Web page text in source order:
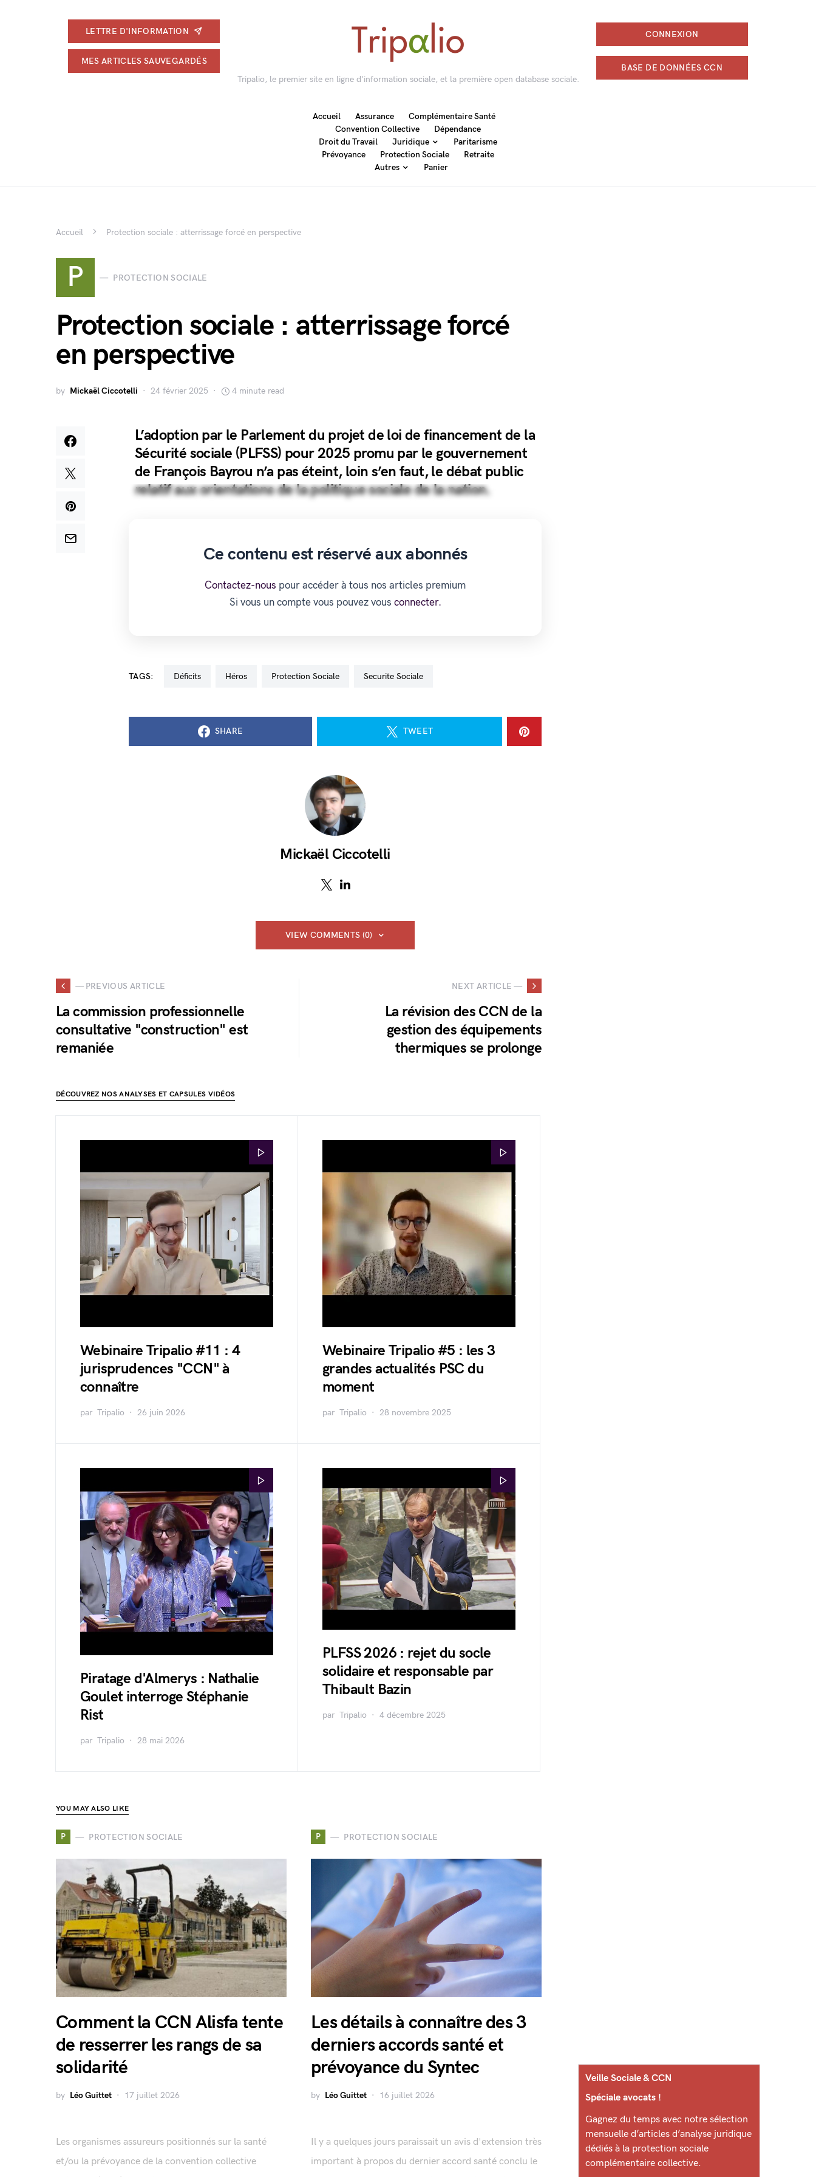
LETTRE D'INFORMATION
MES ARTICLES SAUVEGARDÉS
Tripalio, le premier site en ligne d'information sociale, et la première open database sociale.
CONNEXION
BASE DE DONNÉES CCN
Accueil Assurance
Complémentaire Santé
Convention Collective
Dépendance
Droit du Travail
Juridique
Paritarisme
Prévoyance
Protection Sociale
Retraite
Autres
Panier
Accueil Protection sociale : atterrissage forcé en perspective
P PROTECTION SOCIALE
Protection sociale : atterrissage forcé
en perspective
by Mickaël Ciccotelli 24 février 2025 4 minute read
L’adoption par le Parlement du projet de loi de financement de la
Sécurité sociale (PLFSS) pour 2025 promu par le gouvernement
de François Bayrou n’a pas éteint, loin s’en faut, le débat public
relatif aux orientations de la politique sociale de la nation.
Ce contenu est réservé aux abonnés
Contactez-nous pour accéder à tous nos articles premium
Si vous un compte vous pouvez vous connecter.
TAGS: déficits Héros Protection Sociale Securite Sociale
SHARE TWEET
Mickaël Ciccotelli
VIEW COMMENTS (0)
— PREVIOUS ARTICLE
La commission professionnelle
consultative "construction" est
remaniée
NEXT ARTICLE —
La révision des CCN de la
gestion des équipements
thermiques se prolonge
DÉCOUVREZ NOS ANALYSES ET CAPSULES VIDÉOS
Webinaire Tripalio #11 : 4
jurisprudences "CCN" à
connaître
par Tripalio 26 juin 2026
Webinaire Tripalio #5 : les 3
grandes actualités PSC du
moment
par Tripalio 28 novembre 2025
Piratage d'Almerys : Nathalie
Goulet interroge Stéphanie
Rist
par Tripalio 28 mai 2026
PLFSS 2026 : rejet du socle
solidaire et responsable par
Thibault Bazin
par Tripalio 4 décembre 2025
YOU MAY ALSO LIKE
P PROTECTION SOCIALE
Comment la CCN Alisfa tente
de resserrer les rangs de sa
solidarité
by Léo Guittet 17 juillet 2026
Les organismes assureurs positionnés sur la santé
et/ou la prévoyance de la convention collective
P PROTECTION SOCIALE
Les détails à connaître des 3
derniers accords santé et
prévoyance du Syntec
by Léo Guittet 16 juillet 2026
Il y a quelques jours paraissait un avis d'extension très
important à propos du dernier accord santé conclu le
Veille Sociale & CCN
Spéciale avocats !
Gagnez du temps avec notre sélection
mensuelle d’articles d’analyse juridique
dédiés à la protection sociale
complémentaire collective.